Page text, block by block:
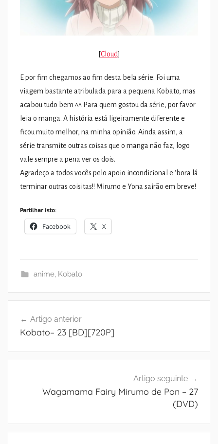
[Cloud]
E por fim chegamos ao fim desta bela série. Foi uma
viagem bastante atribulada para a pequena Kobato, mas
acabou tudo bem ^^ Para quem gostou da série, por favor
leia o manga. A história está ligeiramente diferente e
ficou muito melhor, na minha opinião. Ainda assim, a
série transmite outras coisas que o manga não faz, logo
vale sempre a pena ver os dois.
Agradeço a todos vocês pelo apoio incondicional e ‘bora lá
terminar outras coisitas!! Mirumo e Yona sairão em breve!
Partilhar isto:
Facebook X
anime, Kobato
de
Artigo anterior
Kobato– 23 [BD][720P]
Artigo seguinte
Wagamama Fairy Mirumo de Pon – 27
(DVD)